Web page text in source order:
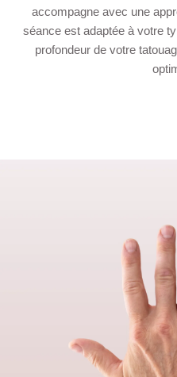
accompagne avec une
séance est adaptée à votre
profondeur de votre